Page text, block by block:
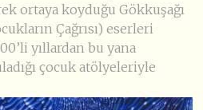
ortaya koyduğu Gökkuşağı
Çağrısı) eserleri
yıllardan bu yana
çocuk atölyeleriyle